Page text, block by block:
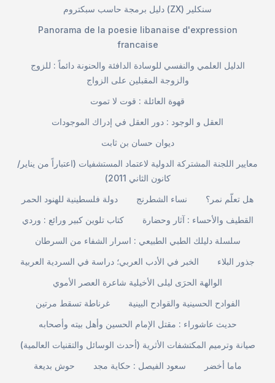
دليل برمجة حاسب سبكتروم (ZX) سنكلير
Panorama de la poesie libanaise d'expression
francaise
الدليل العلمي والنفسي للوسادة الدافئة والحنونة دائماً : للزوج
والزوجة المقبلين على الزواج
قهوة العائلة : قوت لا تموت
العقل و الوجود : دور العقل في إدراك الموجودات
ديوان حسان بن ثابت
معايير اللجنة المشتركة الدولية لاعتماد المستشفيات (اعتباراً من يناير/
كانون الثاني 2011)
دولة فلسطينية للهنود الحمر
نساء الشطرنج
هل تعلّم نمر؟
كتاب تلوين كبير ورائع : وردي
القطيف والأحساء : آثار وحضارة
سلسلة دليلك الطبي الطبيعي : اسرار الشفاء من السرطان
الخبر في الأدب العربي؛ دراسة في السردية العربية
جذور البلاء
الوالهة الحرَى ليلى الأخيلية شاعرة العصر الأموي
غرناطة تسقط مرتين
الفوادح الحسينية والقوادح البينية
حديث عاشوراء : مقتل الإمام الحسين وأهل بيته وأصحابه
صيانة وترميم المكتشفات الأثرية (أحدث الوسائل والتقنيات العالمية)
حوش بديعة
سعود الفيصل : حكاية مجد
ماما أخضر